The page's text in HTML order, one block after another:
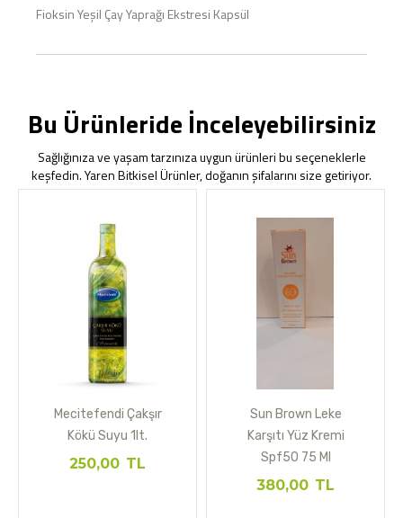
Fioksin Yeşil Çay Yaprağı Ekstresi Kapsül
Bu Ürünleride İnceleyebilirsiniz
Sağlığınıza ve yaşam tarzınıza uygun ürünleri bu seçeneklerle
keşfedin. Yaren Bitkisel Ürünler, doğanın şifalarını size getiriyor.
Mecitefendi Çakşır
Kökü Suyu 1lt.
250,00 TL
Sun Brown Leke
Karşıtı Yüz Kremi
Spf50 75 Ml
380,00 TL